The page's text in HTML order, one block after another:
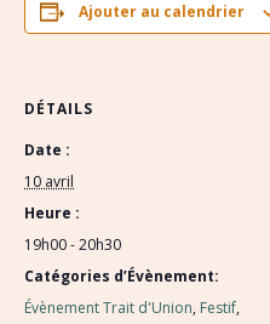
Ajouter au calendrier
DÉTAILS
Date :
10 avril
Heure :
19h00 - 20h30
Catégories d’Évènement:
Évènement Trait d'Union, Festif,